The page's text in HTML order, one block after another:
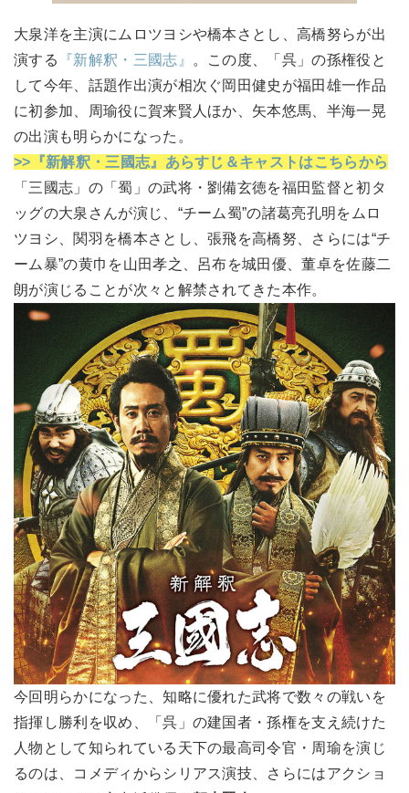
大泉洋を主演にムロツヨシや橋本さとし、高橋努らが出
演する
『新解釈・三國志』
。この度、「呉」の孫権役と
して今年、話題作出演が相次ぐ岡田健史が福田雄一作品
に初参加、周瑜役に賀来賢人ほか、矢本悠馬、半海一晃
の出演も明らかになった。
>>『新解釈・三國志』あらすじ＆キャストはこちらから
「三國志」の「蜀」の武将・劉備玄徳を福田監督と初タ
ッグの大泉さんが演じ、“チーム蜀”の諸葛亮孔明をムロ
ツヨシ、関羽を橋本さとし、張飛を高橋努、さらには“チ
ーム暴”の黄巾を山田孝之、呂布を城田優、董卓を佐藤二
朗が演じることが次々と解禁されてきた本作。
今回明らかになった、知略に優れた武将で数々の戦いを
指揮し勝利を収め、「呉」の建国者・孫権を支え続けた
人物として知られている天下の最高司令官・周瑜を演じ
るのは、コメディからシリアス演技、さらにはアクショ